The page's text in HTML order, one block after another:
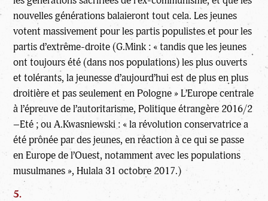
nouvelles générations balaieront tout cela. Les jeunes
votent massivement pour les partis populistes et pour les
partis d’extrême-droite (G.Mink : « tandis que les jeunes
ont toujours été (dans nos populations) les plus ouverts
et tolérants, la jeunesse d’aujourd’hui est de plus en plus
droitière et pas seulement en Pologne » L’Europe centrale
à l’épreuve de l’autoritarisme, Politique étrangère 2016/2
–Eté ; ou A.Kwasniewski : « la révolution conservatrice a
été prônée par des jeunes, en réaction à ce qui se passe
en Europe de l’Ouest, notamment avec les populations
musulmanes », Hulala 31 octobre 2017.)
5.